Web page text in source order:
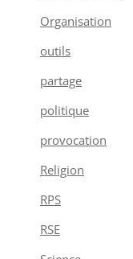
Organisation
outils
partage
politique
provocation
Religion
RPS
RSE